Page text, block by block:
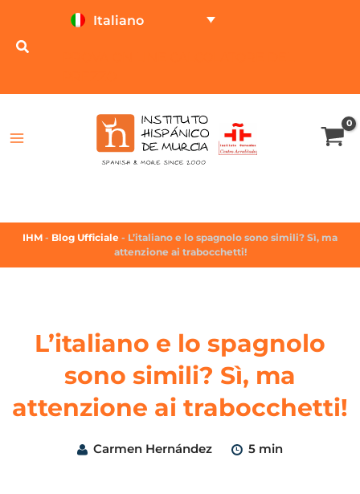
Italiano
IHM - Blog Ufficiale - L’italiano e lo spagnolo sono simili? Sì, ma
attenzione ai trabocchetti!
L’italiano e lo spagnolo
sono simili? Sì, ma
attenzione ai trabocchetti!
Carmen Hernández 5 min